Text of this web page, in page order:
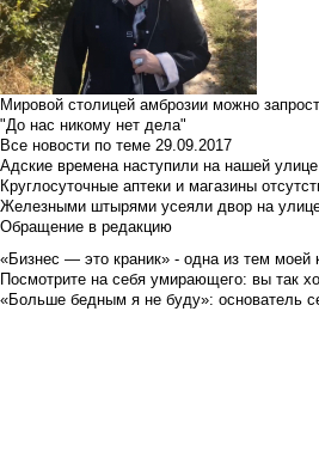
Мировой столицей амброзии можно
"До нас никому нет дела"
Все новости по теме 29.09.2017
Адские времена наступили на нашей
Круглосуточные аптеки и магазины
Железными штырями усеяли двор на
Обращение в редакцию
«Бизнес — это краник» - одна из тем
Посмотрите на себя умирающего: вы так
«Больше бедным я не буду»: основатель